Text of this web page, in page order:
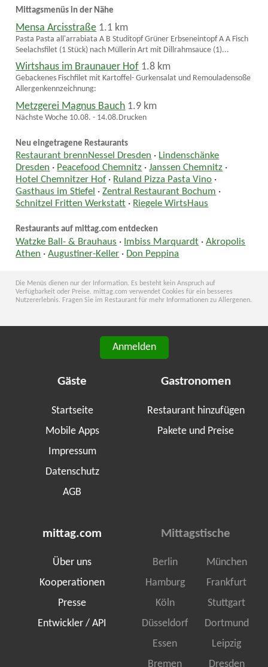
Mittagsmenüs in der Nähe
Mensa Arcisstraße 1.1 km
Pasta Pasta all'arrabiata A B Studitopf Grüner Erbseneintopf A A Fisch
Seelachsfilet (1 Stück) nach Müllerin Art mit Dillrahmsauce (1)...
Wirtshaus im Braunauer Hof 1.8 km
Gebackenes Fischfilet mit Kartoffel- Gurkensalat und Remouladensoße
Allergenkennzeichnung:
Metzgerei Magnus Bauch 1.9 km
Nächste Woche 10.08. - 14.08.Drucken
Neu eingetragene Restaurants
Restaurant brennNessel Dresden · Lindenschänke
Dresden · Peacefood Chemnitz ·Janssen Chemnitz ·
Hotel Chemnitzer Hof · Ruland Pizza Pasta Vino ·
Gasthaus im Stiefel ·Zentral Restaurant Bochum ·
Schnitzel Fritten Werkstatt · Riegele WirtsHaus
Restaurants auf mittag.com entdecken
Watzke Ball- & Brauhaus · Imbiss Marquardt ·Akropolis
Athen ·Augustiner-Keller · Don Peppina
Die Menüs dienen nur der Information. Es besteht kein Anspruch auf
Verfügbarkeit oder Preise. mittag.com verwendet Cookies für ein besseres
Nutzererlebnis. Fragen Sie im Restaurant für mehr Informationen zu Allergenen.
Anmelden
Gäste
Startseite
Mobile Apps
Impressum
Datenschutz
AGB
Gastronomen
Restaurant hinzufügen
Pakete und Preise
mittag.com
Über uns
Kooperationen
Presse
Entwickler / API
Mittagstische
Berlin
München
Hamburg
Frankfurt
Köln
Stuttgart
Düsseldorf
Dortmund
Essen
Leipzig
Bremen
Dresden